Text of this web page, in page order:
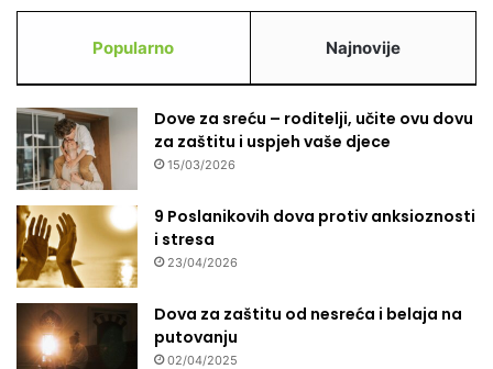
p
j
i
h
o
v
i
m
s
t
d
Popularno Najnovije
Dove za sreću – roditelji, učite ovu dovu
za zaštitu i uspjeh vaše djece
15/03/2026
9 Poslanikovih dova protiv anksioznosti
i stresa
23/04/2026
Dova za zaštitu od nesreća i belaja na
putovanju
02/04/2025